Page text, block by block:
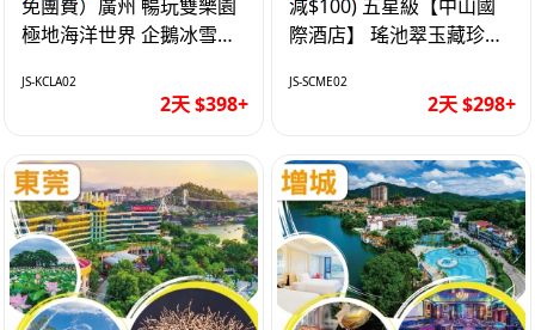
免團費）廣州 暢玩雙樂園
極地海洋世界 企鵝冰雪世
JS-KCLA02
2天 $398+
減$100) 五星級【中山國
際酒店】 瑤池翠玉藏珍盅
JS-SCME02
2天 $298+